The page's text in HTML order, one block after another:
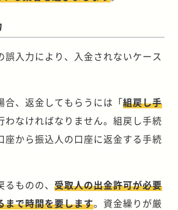
誤入力により、入金されないケース
合、返金してもらうには「組戻し手
わなければなりません。組戻し手続
座から振込人の口座に返金する手続
るものの、受取人の出金許可が必要
まで時間を要します。資金繰りが厳